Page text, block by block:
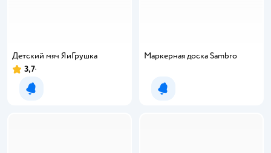
Детский мяч ЯиГрушка
3,7
Уведомить о появлении
Маркерная доска Sambro
Уведомить о появлении